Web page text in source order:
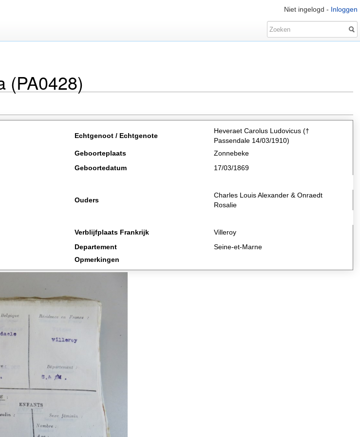
Niet ingelogd - Inloggen
(PA0428)
Echtgenoot / Echtgenote
Heveraet Carolus Ludovicus (†
Passendale 14/03/1910)
Geboorteplaats
Zonnebeke
Geboortedatum
17/03/1869
Ouders
Charles Louis Alexander & Onraedt
Rosalie
Verblijfplaats Frankrijk
Villeroy
Departement
Seine-et-Marne
Opmerkingen